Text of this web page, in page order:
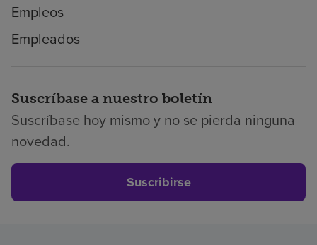
Empleos
Empleados
Suscríbase a nuestro boletín
Suscríbase hoy mismo y no se pierda ninguna
novedad.
Suscribirse